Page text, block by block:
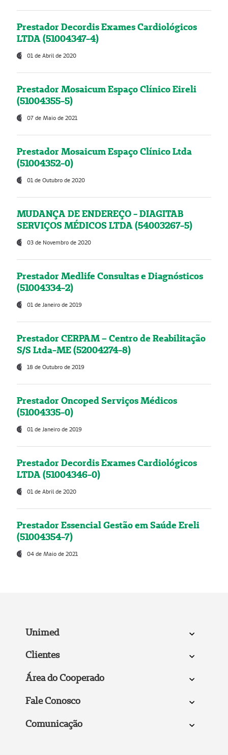
Prestador Decordis Exames Cardiológicos
LTDA (51004347-4)
01 de Abril de 2020
Prestador Mosaicum Espaço Clínico Eireli
(51004355-5)
07 de Maio de 2021
Prestador Mosaicum Espaço Clínico Ltda
(51004352-0)
01 de Outubro de 2020
MUDANÇA DE ENDEREÇO - DIAGITAB
SERVIÇOS MÉDICOS LTDA (54003267-5)
03 de Novembro de 2020
Prestador Medlife Consultas e Diagnósticos
(51004334-2)
01 de Janeiro de 2019
Prestador CERPAM – Centro de Reabilitação
S/S Ltda-ME (52004274-8)
18 de Outubro de 2019
Prestador Oncoped Serviços Médicos
(51004335-0)
01 de Janeiro de 2019
Prestador Decordis Exames Cardiológicos
LTDA (51004346-0)
01 de Abril de 2020
Prestador Essencial Gestão em Saúde Ereli
(51004354-7)
04 de Maio de 2021
Unimed
Clientes
Área do Cooperado
Fale Conosco
Comunicação